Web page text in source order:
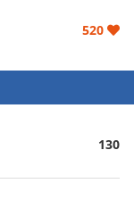
520
130